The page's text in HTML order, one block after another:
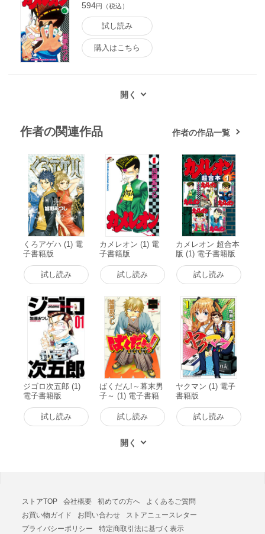
594円（税込）
試し読み
購入はこちら
作者の関連作品 作者の作品一覧
くろアゲハ (1) 電
子書籍版
試し読み
カメレオン (1) 電
子書籍版
試し読み
カメレオン 超合本
版 (1) 電子書籍版
試し読み
ジゴロ次五郎 (1)
電子書籍版
試し読み
ばくだん!～幕末男
子～ (1) 電子書籍
試し読み
ヤクマン (1) 電子
書籍版
試し読み
ストアTOP 会社概要 初めての方へ
よくあるご質問
お買い物ガイド
お問い合わせ
ストアニュースレター
プライバシーポリシー
特定商取引法に基づく表示